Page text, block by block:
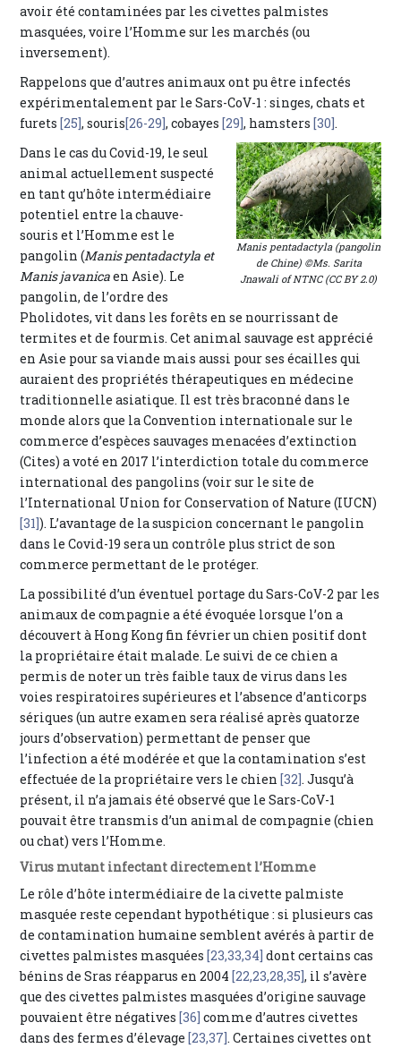
avoir été contaminées par les civettes palmistes
masquées, voire l’Homme sur les marchés (ou
inversement).
Rappelons que d’autres animaux ont pu être infectés
expérimentalement par le Sars-CoV-1 : singes, chats et
furets[25], souris[26-29], cobayes[29], hamsters[30].
Manis pentadactyla(pangolin
de Chine) ©Ms. Sarita
Jnawali of NTNC (CC BY 2.0)
Dans le cas du Covid-19, le seul
animal actuellement suspecté
en tant qu’hôte intermédiaire
potentiel entre la chauve-
souris et l’Homme est le
pangolin (Manis pentadactyla et
Manis javanicaen Asie). Le
pangolin, de l’ordre des
Pholidotes, vit dans les forêts en se nourrissant de
termites et de fourmis. Cet animal sauvage est apprécié
en Asie pour sa viande mais aussi pour ses écailles qui
auraient des propriétés thérapeutiques en médecine
traditionnelle asiatique. Il est très braconné dans le
monde alors que la Convention internationale sur le
commerce d’espèces sauvages menacées d’extinction
(Cites) a voté en 2017 l’interdiction totale du commerce
international des pangolins (voir sur le site de
l’International Union for Conservation of Nature (IUCN)
[31]). L’avantage de la suspicion concernant le pangolin
dans le Covid-19 sera un contrôle plus strict de son
commerce permettant de le protéger.
La possibilité d’un éventuel portage du Sars-CoV-2 par les
animaux de compagnie a été évoquée lorsque l’on a
découvert à Hong Kong fin février un chien positif dont
la propriétaire était malade. Le suivi de ce chien a
permis de noter un très faible taux de virus dans les
voies respiratoires supérieures et l’absence d’anticorps
sériques (un autre examen sera réalisé après quatorze
jours d’observation) permettant de penser que
l’infection a été modérée et que la contamination s’est
effectuée de la propriétaire vers le chien[32]. Jusqu’à
présent, il n’a jamais été observé que le Sars-CoV-1
pouvait être transmis d’un animal de compagnie (chien
ou chat) vers l’Homme.
Virus mutant infectant directement l’Homme
Le rôle d’hôte intermédiaire de la civette palmiste
masquée reste cependant hypothétique : si plusieurs cas
de contamination humaine semblent avérés à partir de
civettes palmistes masquées[23,33,34] dont certains cas
bénins de Sras réapparus en 2004[22,23,28,35], il s’avère
que des civettes palmistes masquées d’origine sauvage
pouvaient être négatives[36] comme d’autres civettes
dans des fermes d’élevage[23,37]. Certaines civettes ont